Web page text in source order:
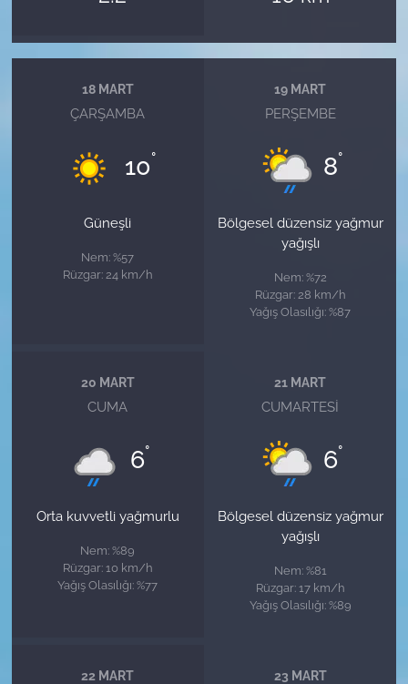
18 MART
ÇARŞAMBA
10°
Güneşli
Nem: %57
Rüzgar: 24 km/h
19 MART
PERŞEMBE
8°
Bölgesel düzensiz yağmur
yağışlı
Nem: %72
Rüzgar: 28 km/h
Yağış Olasılığı: %87
20 MART
CUMA
6°
Orta kuvvetli yağmurlu
Nem: %89
Rüzgar: 10 km/h
Yağış Olasılığı: %77
21 MART
CUMARTESI
6°
Bölgesel düzensiz yağmur
yağışlı
Nem: %81
Rüzgar: 17 km/h
Yağış Olasılığı: %89
22 MART 23 MART